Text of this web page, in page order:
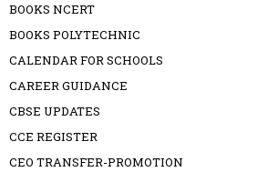
BOOKS NCERT
BOOKS POLYTECHNIC
CALENDAR FOR SCHOOLS
CAREER GUIDANCE
CBSE UPDATES
CCE REGISTER
CEO TRANSFER-PROMOTION